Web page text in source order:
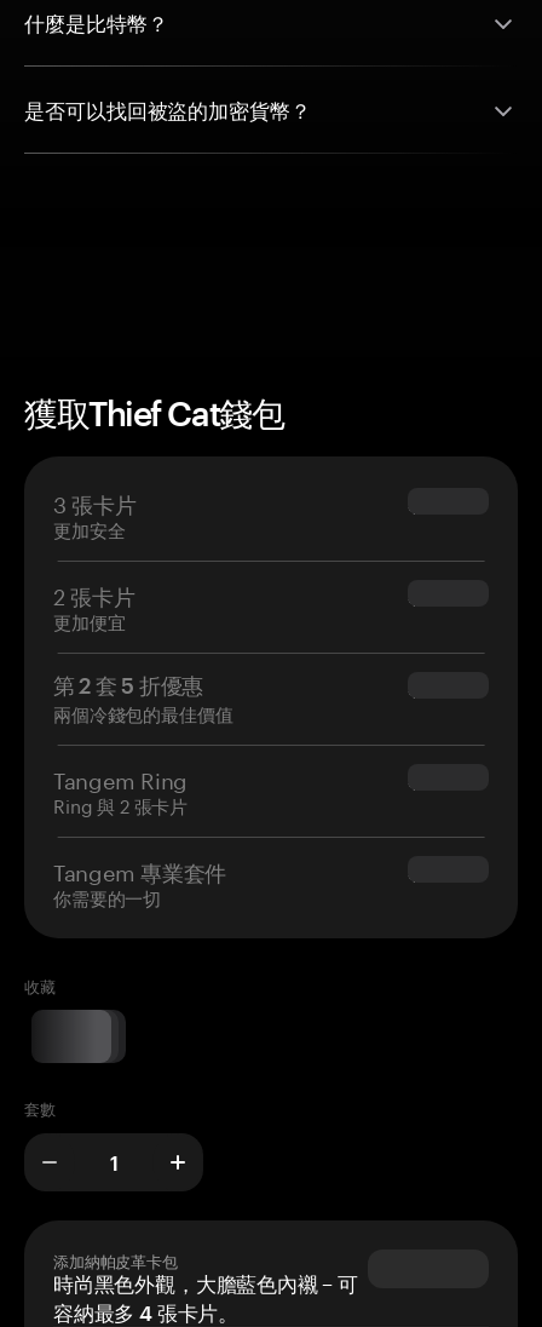
什麼是比特幣？
是否可以找回被盜的加密貨幣？
獲取Thief Cat錢包
3 張卡片
更加安全
$69.90
2 張卡片
更加便宜
$54.90
第 2 套 5 折優惠
兩個冷錢包的最佳價值
$34.95
Tangem Ring
Ring 與 2 張卡片
$160.00
Tangem 專業套件
你需要的一切
$180.00
收藏
套數
添加納帕皮革卡包
時尚黑色外觀，大膽藍色內襯 – 可
容納最多 4 張卡片。